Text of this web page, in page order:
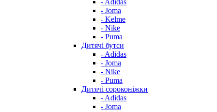
- Adidas
- Joma
- Kelme
- Nike
- Puma
Дитячі бутси
- Adidas
- Joma
- Nike
- Puma
Дитячі сороконіжки
- Adidas
- Joma